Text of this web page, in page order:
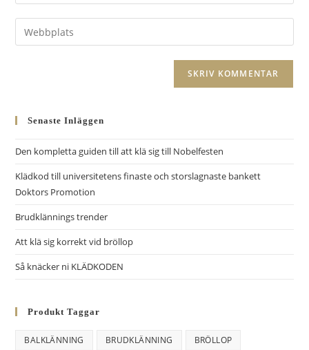
för
att
e-
postadress
Ange
URL
e
a
t
i
v
:
Senaste Inläggen
Den kompletta guiden till att klä sig till Nobelfesten
Klädkod till universitetens finaste och storslagnaste bankett
Doktors Promotion
Brudklännings trender
Att klä sig korrekt vid bröllop
Så knäcker ni KLÄDKODEN
Produkt Taggar
BALKLÄNNING BRUDKLÄNNING BRÖLLOP